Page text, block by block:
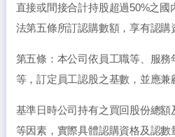
直接或間接合計持股超過50%之
法第五條所訂認購數額，享有認購
第五條：本公司依員工職等、服
等，訂定員工認股之基數，並應兼
基準日時公司持有之買回股份總
等因素，實際具體認購資格及認數